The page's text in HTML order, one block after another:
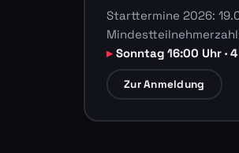
Starttermine 2026:
Sonntag 16:00 Uhr ·
Zur Anmeldung